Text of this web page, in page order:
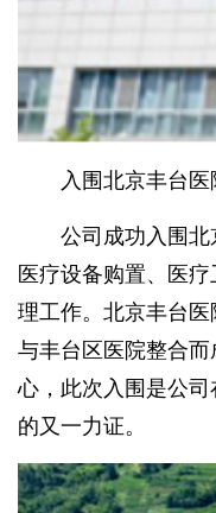
入围北京丰台医
公司成功入围
医疗设备购置、医
理工作。北京丰台
与丰台区医院整合
心，此次入围是公
的又一力证。